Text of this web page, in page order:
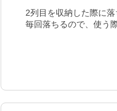
2列目を収納した際に
毎回落ちるので、使う